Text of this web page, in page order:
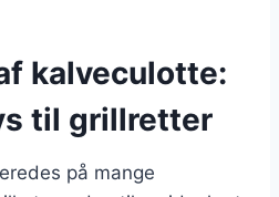
kalveculotte:
til grillretter
på mange